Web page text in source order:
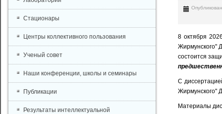
8 октября
Жирмунского"
состоится
С
Жирмунского"
Материалы
Стационары
Центры коллективного пользования
Ученый совет
Наши конференции, школы и семинары
Публикации
Результаты интеллектуальной